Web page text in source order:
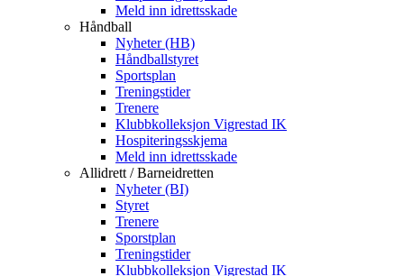
Meld inn idrettsskade
Håndball
Nyheter (HB)
Håndballstyret
Sportsplan
Treningstider
Trenere
Klubbkolleksjon Vigrestad IK
Hospiteringsskjema
Meld inn idrettsskade
Allidrett / Barneidretten
Nyheter (BI)
Styret
Trenere
Sporstplan
Treningstider
Klubbkolleksjon Vigrestad IK